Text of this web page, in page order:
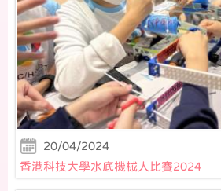
20/04/2024
香港科技大學水底機械人比賽2024